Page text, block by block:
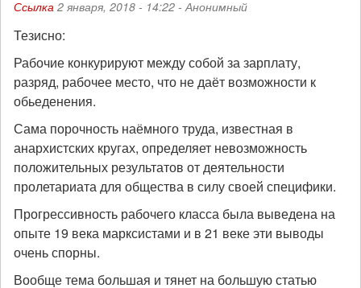
Ссылка 2 января, 2018 - 14:22 - Анонимный
Тезисно:
Рабочие конкурируют между собой за зарплату,
разряд, рабочее место, что не даёт возможности к
обьеденения.
Сама порочность наёмного труда, известная в
анархистских кругах, определяет невозможность
положительных результатов от деятельности
пролетариата для общества в силу своей специфики.
Прогрессивность рабочего класса была выведена на
опыте 19 века марксистами и в 21 веке эти выводы
очень спорны.
Вообще тема большая и тянет на большую статью